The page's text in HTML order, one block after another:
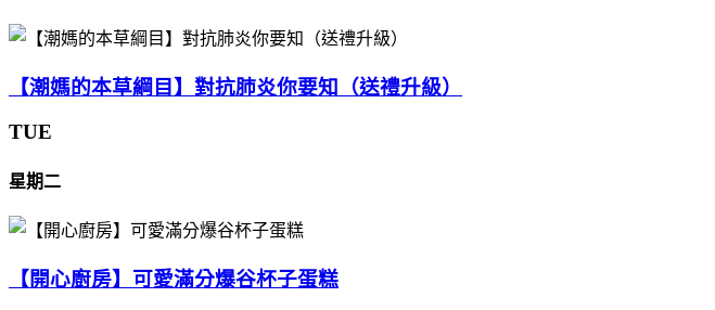
【潮媽的本草綱目】對抗肺炎你要知（送禮升級）
TUE
星期二
【開心廚房】可愛滿分爆谷杯子蛋糕